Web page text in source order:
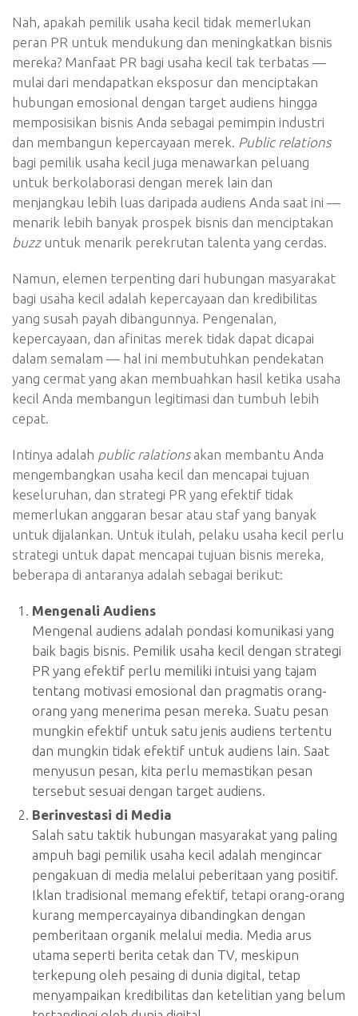
Nah, apakah pemilik usaha kecil tidak memerlukan
peran PR untuk mendukung dan meningkatkan bisnis
mereka? Manfaat PR bagi usaha kecil tak terbatas —
mulai dari mendapatkan eksposur dan menciptakan
hubungan emosional dengan target audiens hingga
memposisikan bisnis Anda sebagai pemimpin industri
dan membangun kepercayaan merek. Public relations
bagi pemilik usaha kecil juga menawarkan peluang
untuk berkolaborasi dengan merek lain dan
menjangkau lebih luas daripada audiens Anda saat ini —
menarik lebih banyak prospek bisnis dan menciptakan
buzz untuk menarik perekrutan talenta yang cerdas.
Namun, elemen terpenting dari hubungan masyarakat
bagi usaha kecil adalah kepercayaan dan kredibilitas
yang susah payah dibangunnya. Pengenalan,
kepercayaan, dan afinitas merek tidak dapat dicapai
dalam semalam — hal ini membutuhkan pendekatan
yang cermat yang akan membuahkan hasil ketika usaha
kecil Anda membangun legitimasi dan tumbuh lebih
cepat.
Intinya adalah public ralations akan membantu Anda
mengembangkan usaha kecil dan mencapai tujuan
keseluruhan, dan strategi PR yang efektif tidak
memerlukan anggaran besar atau staf yang banyak
untuk dijalankan. Untuk itulah, pelaku usaha kecil perlu
strategi untuk dapat mencapai tujuan bisnis mereka,
beberapa di antaranya adalah sebagai berikut:
Mengenali Audiens
Mengenal audiens adalah pondasi komunikasi yang
baik bagis bisnis. Pemilik usaha kecil dengan strategi
PR yang efektif perlu memiliki intuisi yang tajam
tentang motivasi emosional dan pragmatis orang-
orang yang menerima pesan mereka. Suatu pesan
mungkin efektif untuk satu jenis audiens tertentu
dan mungkin tidak efektif untuk audiens lain. Saat
menyusun pesan, kita perlu memastikan pesan
tersebut sesuai dengan target audiens.
Berinvestasi di Media
Salah satu taktik hubungan masyarakat yang paling
ampuh bagi pemilik usaha kecil adalah mengincar
pengakuan di media melalui peberitaan yang positif.
Iklan tradisional memang efektif, tetapi orang-orang
kurang mempercayainya dibandingkan dengan
pemberitaan organik melalui media. Media arus
utama seperti berita cetak dan TV, meskipun
terkepung oleh pesaing di dunia digital, tetap
menyampaikan kredibilitas dan ketelitian yang belum